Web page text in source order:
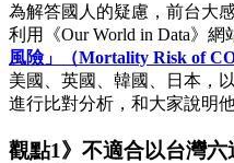
為解答國人的疑慮，前台大
利用《Our World in Data》網
風險 」（Mortality Risk of
美國、英國、韓國、日本，
進行比對分析，和大家說明
觀點1》不適合以台灣